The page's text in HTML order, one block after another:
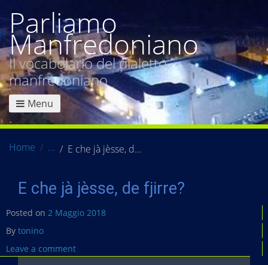
Parliamo
Manfredoniano
Il vocabolario del dialetto
manfredoniano
Menu
Home E che jà jèsse, de fjirre?
E che jà jèsse, de fjirre?
Posted on 2 Maggio 2018
By tonino
Leave a comment